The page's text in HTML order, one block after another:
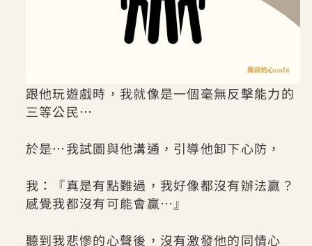
跟他玩遊戲時，我就像是一個毫無反擊能力的
三等公民…
於是…我試圖與他溝通，引導他卸下心防，
我：『真是有點難過，我好像都沒有辦法贏？
感覺我都沒有可能會贏…』
聽到我悲慘的心聲後，沒有激發他的同情心